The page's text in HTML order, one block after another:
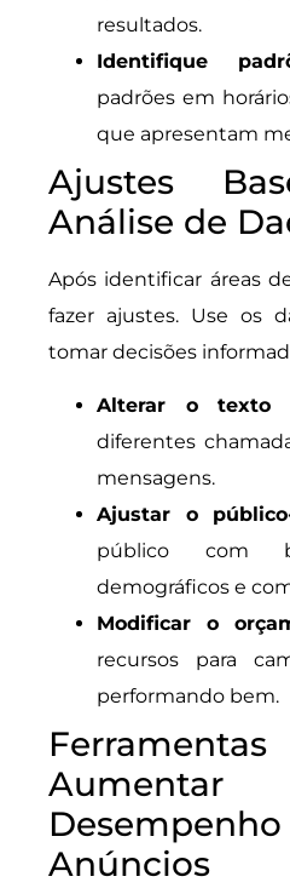
resultados.
Identifique
padrões em
que apresentam
Ajustes
Análise de
Após identificar áreas
fazer ajustes. Use os
tomar decisões
Alterar o texto
diferentes
mensagens.
Ajustar o
público com
demográficos e
Modificar o
recursos para
performando bem.
Anúncios